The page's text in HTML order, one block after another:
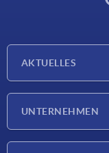
AKTUELLES
UNTERNEHMEN